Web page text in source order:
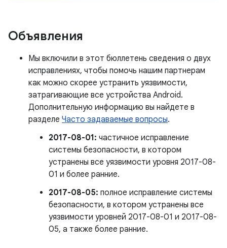
Объявления
Мы включили в этот бюллетень сведения о двух
исправлениях, чтобы помочь нашим партнерам
как можно скорее устранить уязвимости,
затрагивающие все устройства Android.
Дополнительную информацию вы найдете в
разделе Часто задаваемые вопросы.
2017-08-01: частичное исправление
системы безопасности, в котором
устранены все уязвимости уровня 2017-08-
01 и более ранние.
2017-08-05: полное исправление системы
безопасности, в котором устранены все
уязвимости уровней 2017-08-01 и 2017-08-
05, а также более ранние.